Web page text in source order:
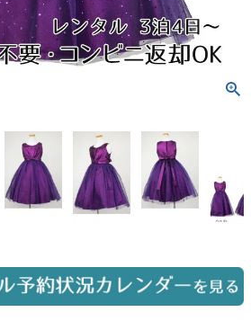
音楽雑貨